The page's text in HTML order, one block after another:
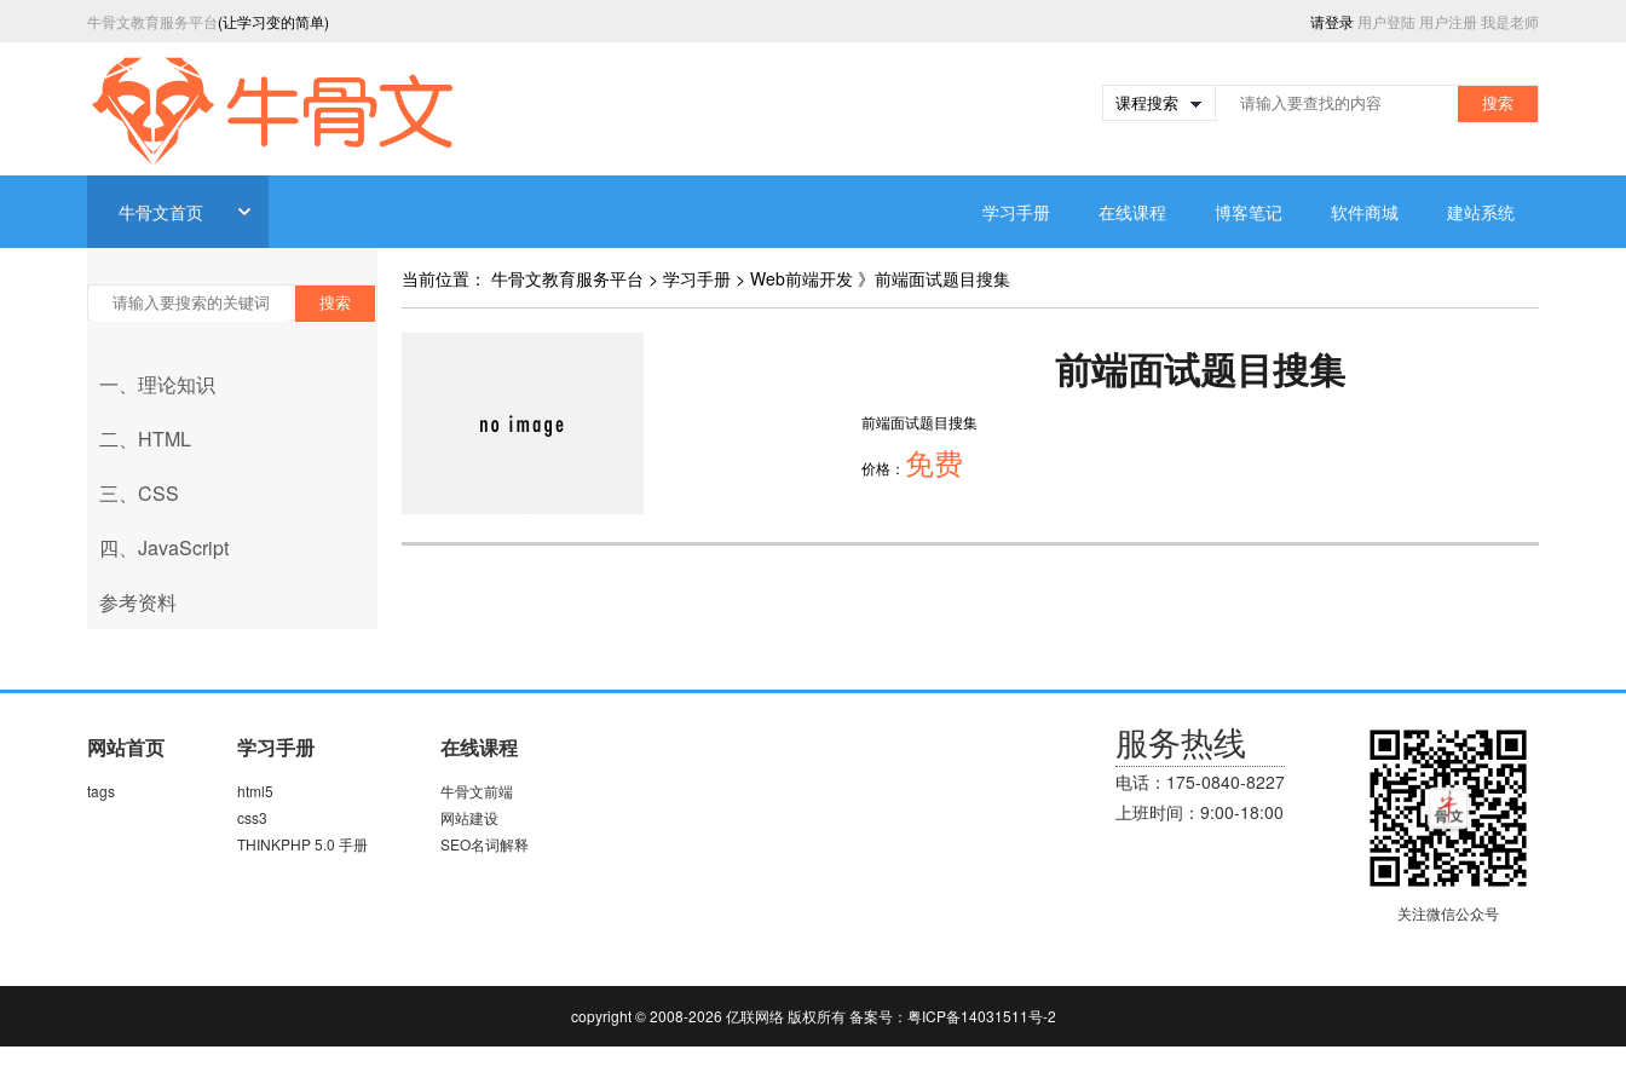
牛骨文教育服务平台(让学习变的简单) 请登录 用户登陆 用户注册我是老师
搜索
牛骨文首页 学习手册 在线课程 博客笔记 软件商城 建站系统
搜索
一、理论知识
二、HTML
三、CSS
四、JavaScript
参考资料
当前位置： 牛骨文教育服务平台 > 学习手册 > Web前端开发 》前端面试题目搜集
前端面试题目搜集
前端面试题目搜集
价格： 免费
网站首页
tags
学习手册
html5
css3
THINKPHP 5.0 手册
在线课程
牛骨文前端
网站建设
SEO名词解释
服务热线
电话：175-0840-8227
上班时间：9:00-18:00
关注微信公众号
copyright © 2008-2026 亿联网络 版权所有 备案号： 粤ICP备14031511号-2